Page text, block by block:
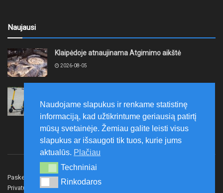
Naujausi
Klaipėdoje atnaujinama Atgimimo aikštė
2026-08-05
ruošiasi paminėti Tarptautinę jaunimo dieną
2026-08-05
Paskelbk naujieną Rašyti redakcijai
Privatumo politika
Naudojame slapukus ir renkame statistinę
informaciją, kad užtikrintume geriausią patirtį
mūsų svetainėje. Žemiau galite leisti visus
slapukus ar išsaugoti tik tuos, kurie jums
aktualūs. Plačiau
Techniniai
Techniniai
Rinkodaros
Rinkodaros